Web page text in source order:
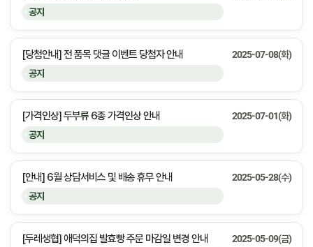
공지
공지
[당첨안내] 전 품목 댓글 이벤트 당첨자 안내 2025-07-08(화)
공지
[가격인상] 두부류 6종 가격인상 안내 2025-07-01(화)
공지
[안내] 6월 상담서비스 및 배송 휴무 안내 2025-05-28(수)
[두레생협] 애덕의집 발효빵 주문 마감일 변경 안내 2025-05-09(금)